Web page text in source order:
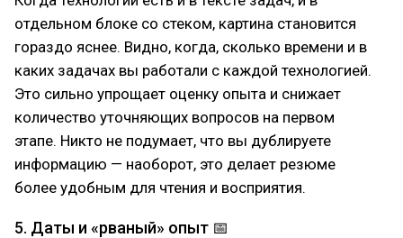
отдельном блоке со стеком, картина становится
гораздо яснее. Видно, когда, сколько времени и в
каких задачах вы работали с каждой технологией.
Это сильно упрощает оценку опыта и снижает
количество уточняющих вопросов на первом
этапе. Никто не подумает, что вы дублируете
информацию — наоборот, это делает резюме
более удобным для чтения и восприятия.
5. Даты и «рваный» опыт 📅